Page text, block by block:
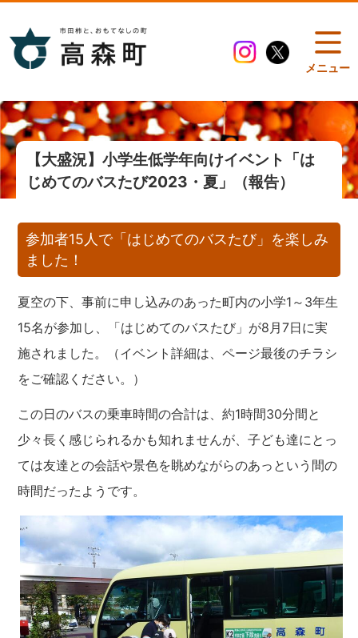
メニュー
【大盛況】小学生低学年向けイベント「は
じめてのバスたび2023・夏」（報告）
参加者15人で「はじめてのバスたび」を楽しみ
ました！
夏空の下、事前に申し込みのあった町内の小学1～3年生
15名が参加し、「はじめてのバスたび」が8月7日に実
施されました。（イベント詳細は、ページ最後のチラシ
をご確認ください。）
この日のバスの乗車時間の合計は、約1時間30分間と
少々長く感じられるかも知れませんが、子ども達にとっ
ては友達との会話や景色を眺めながらのあっという間の
時間だったようです。